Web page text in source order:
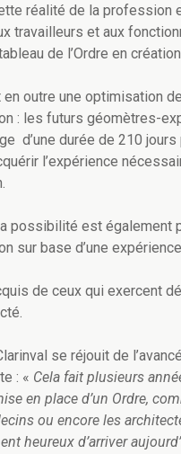
réalité de la profession
travailleurs et aux
de l’Ordre en
en outre une optimisation
: les futurs géomètres-
d’une durée de 210
l’expérience
possibilité est également
sur base d’une
de ceux qui exercent
se réjouit de
: « Cela fait plusieurs
en place d’un Ordre,
ou encore les
heureux d’arriver